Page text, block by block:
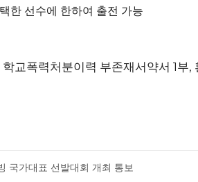
한 선수에 한하여 출전 가능
교폭력처분이력 부존재서약서 1부,
국가대표 선발대회 개최 통보